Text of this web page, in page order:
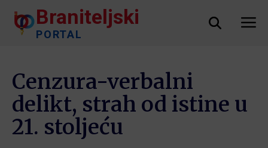
Braniteljski
PORTAL
Cenzura-verbalni
delikt, strah od istine u
21. stoljeću